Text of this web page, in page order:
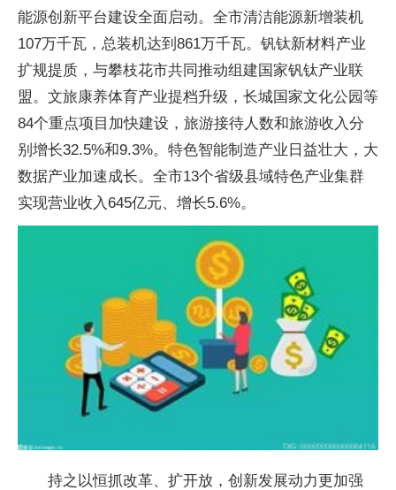
能源创新平台建设全面启动。全市清洁能源新增装机
107万千瓦，总装机达到861万千瓦。钒钛新材料产业
扩规提质，与攀枝花市共同推动组建国家钒钛产业联
盟。文旅康养体育产业提档升级，长城国家文化公园等
84个重点项目加快建设，旅游接待人数和旅游收入分
别增长32.5%和9.3%。特色智能制造产业日益壮大，大
数据产业加速成长。全市13个省级县域特色产业集群
实现营业收入645亿元、增长5.6%。
持之以恒抓改革、扩开放，创新发展动力更加强